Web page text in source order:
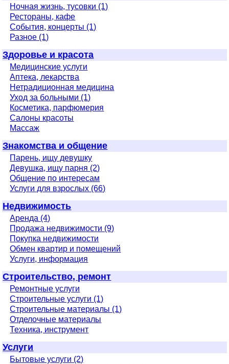
Ночная жизнь, тусовки (1)
Рестораны, кафе
События, концерты (1)
Разное (1)
Здоровье и красота
Медицинские услуги
Аптека, лекарства
Нетрадиционная медицина
Уход за больными (1)
Косметика, парфюмерия
Салоны красоты
Массаж
Знакомства и общение
Парень, ищу девушку
Девушка, ищу парня (2)
Общение по интересам
Услуги для взрослых (66)
Недвижимость
Аренда (4)
Продажа недвижимости (9)
Покупка недвижимости
Обмен квартир и помещений
Услуги, информация
Строительство, ремонт
Ремонтные услуги
Строительные услуги (1)
Строительные материалы (1)
Отделочные материалы
Техника, инструмент
Услуги
Бытовые услуги (2)